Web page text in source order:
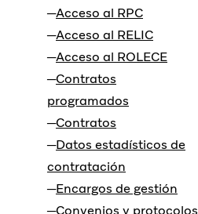
Acceso al RPC
Acceso al RELIC
Acceso al ROLECE
Contratos
programados
Contratos
Datos estadísticos de
contratación
Encargos de gestión
Convenios y protocolos